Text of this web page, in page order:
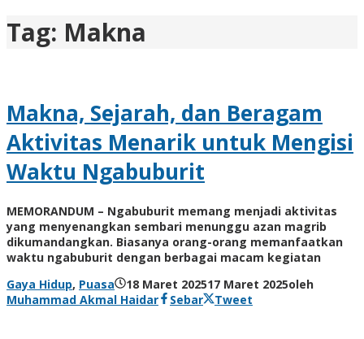
Tag: Makna
Makna, Sejarah, dan Beragam
Aktivitas Menarik untuk Mengisi
Waktu Ngabuburit
MEMORANDUM – Ngabuburit memang menjadi aktivitas
yang menyenangkan sembari menunggu azan magrib
dikumandangkan. Biasanya orang-orang memanfaatkan
waktu ngabuburit dengan berbagai macam kegiatan
Gaya Hidup, Puasa 18 Maret 202517 Maret 2025oleh
Muhammad Akmal Haidar
Sebar Tweet